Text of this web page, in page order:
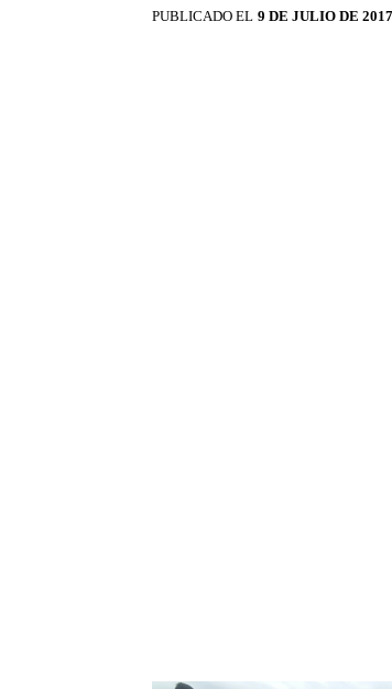
PUBLICADO EL 9 DE JULIO DE 2017